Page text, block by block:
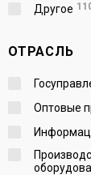
Другое
ОТРАСЛЬ
Оптовые